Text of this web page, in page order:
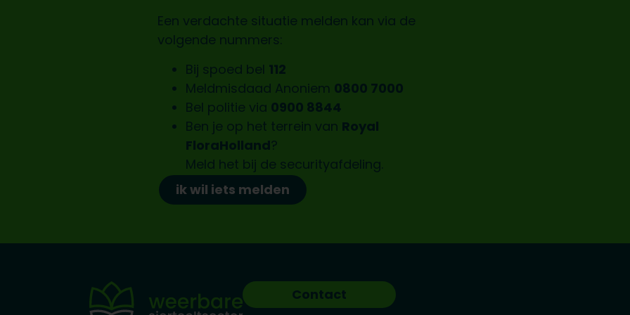
Een verdachte situatie melden kan via de
volgende nummers:
Bij spoed bel 112
Meldmisdaad Anoniem 0800 7000
Bel politie via 0900 8844
Ben je op het terrein van Royal
FloraHolland?
Meld het bij de securityafdeling.
ik wil iets melden
Contact